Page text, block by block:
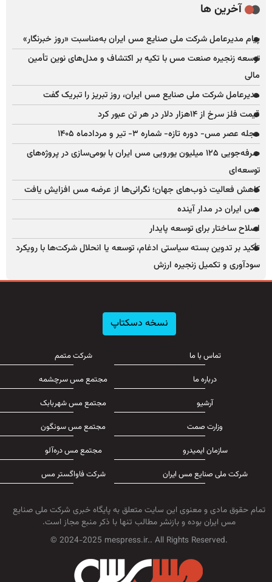
آخرین ها
پیام مدیرعامل شرکت ملی صنایع مس ایران به‌مناسبت «روز خبرنگار»
توسعه زنجیره صنعت مس با تکیه بر اکتشاف و مدل‌های نوین تأمین
مالی
مدیرعامل شرکت ملی صنایع مس ایران، روز تبریز را تبریک گفت
قیمت فلز سرخ از ۱۴هزار دلار در هر تن عبور کرد
مجله عصر مس- دوره تازه- شماره ۳- تیر و مردادماه ۱۴۰۵
صرفه‌جویی ۱۲۵ میلیون یورویی مس ایران با بومی‌سازی در پروژه‌های
توسعه‌ای
کاهش فعالیت ذوب‌های جهان؛ نگرانی‌ها از عرضه مس افزایش یافت
مس ایران در مدار آینده
اصلاح ساختار برای توسعه پایدار
تأکید بر تدوین بسته سیاستی ادغام، توسعه یا انحلال شرکت‌ها با رویکرد
سودآوری و تکمیل زنجیره ارزش
نسخه دسکتاپ
تماس با ما
درباره ما
آرشیو
وزارت صمت
سازمان ایمیدرو
شرکت ملی صنایع مس ایران
شرکت متمم
مجتمع مس سرچشمه
مجتمع مس شهربابک
مجتمع مس سونگون
مجتمع مس دره‌آلو
شرکت فاواگستر مس
تمام حقوق مادی و معنوی این سایت متعلق به پایگاه خبری شرکت ملی صنایع
مس ایران بوده و بازنشر مطالب تنها با ذکر منبع مجاز است.
© 2024-2025 mespress.ir.. All Rights Reserved.